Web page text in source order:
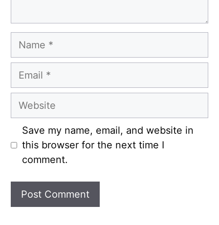
Name
Email
Website
Save my name, email, and website in
this browser for the next time I
comment.